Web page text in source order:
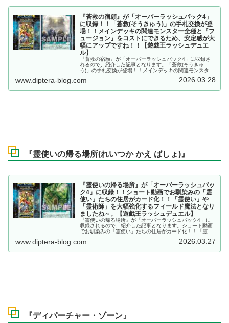
『蒼救の宿願』が「オーバーラッシュパック4」
に収録！！「蒼救(そうきゅう)」の手札交換が登
場！！メインデッキの関連モンスター全種と『フ
ュージョン』をコストにできるため、安定感が大
幅にアップですね！！【遊戯王ラッシュデュエ
ル】
『蒼救の宿願』が「オーバーラッシュパック4」に収録さ
れるので、紹介した記事となります。「蒼救(そうきゅ
う)」の手札交換が登場！！メインデッキの関連モンスター
大幅にアップですね！！【遊戯王ラッシュデュエル】
www.diptera-blog.com 2026.03.28
『霊使いの帰る場所(れいつか かえ ばしょ)』
『霊使いの帰る場所』が「オーバーラッシュパッ
ク4」に収録！！ショート動画でお馴染みの「霊
使い」たちの住居がカード化！！「霊使い」や
「霊術師」を大幅強化するフィールド魔法となり
ましたね～。【遊戯王ラッシュデュエル】
『霊使いの帰る場所』が「オーバーラッシュパック4」に
収録されるので、紹介した記事となります。ショート動画
でお馴染みの「霊使い」たちの住居がカード化！！「霊使
したね～。【遊戯王ラッシュデュエル】
www.diptera-blog.com 2026.03.27
『ディパーチャー・ゾーン』